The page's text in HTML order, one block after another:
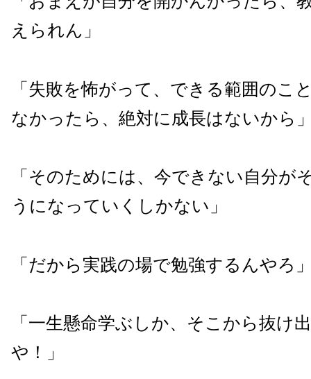
えられん」
「失敗を怖がって、できる範囲のこ
なかったら、絶対に成長はないから
「そのためには、今できない自分が
うになっていくしかない」
「だから実践の場で勉強するんやろ
「一生懸命学ぶしか、そこから抜け
や！」